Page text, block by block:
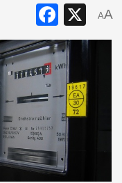
X
AA